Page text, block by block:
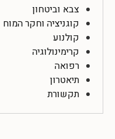
צבא וביטחון
קוגניציה וחקר המוח
קולנוע
קרימינולוגיה
רפואה
תיאטרון
תקשורת